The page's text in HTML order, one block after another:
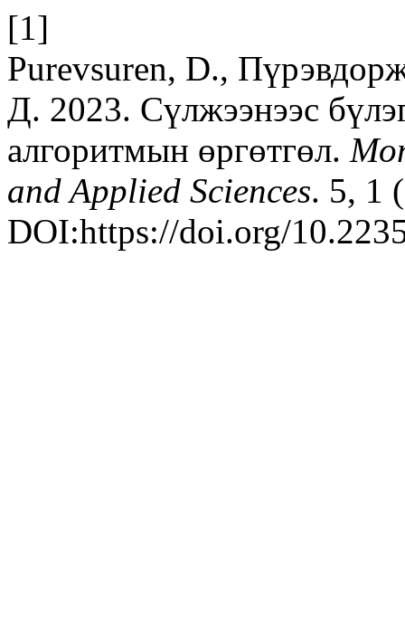
[1]
Purevsuren, D.,
Д. 2023. Сүлжээнээс
алгоритмын өргөтгөл.
and Applied Sciences. 5, 1
DOI:https://doi.org/